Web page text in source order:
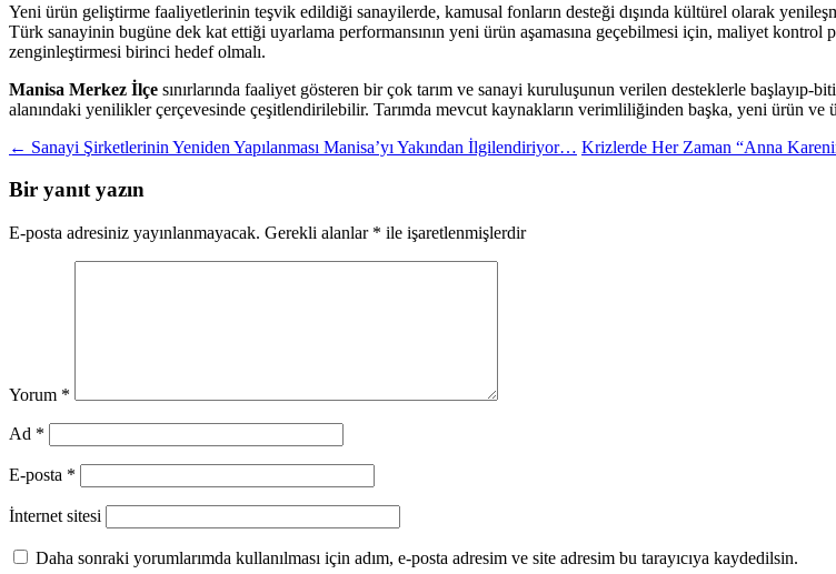
Yeni ürün geliştirme faaliyetlerinin teşvik edildiği sanayilerde, kamusal fonların desteği dışında kültürel olarak
Türk sanayinin bugüne dek kat ettiği uyarlama performansının yeni ürün aşamasına geçebilmesi için, maliyet kontrol
zenginleştirmesi birinci hedef olmalı.
Manisa Merkez İlçe sınırlarında faaliyet gösteren bir çok tarım ve sanayi kuruluşunun verilen desteklerle
alanındaki yenilikler çerçevesinde çeşitlendirilebilir. Tarımda mevcut kaynakların verimliliğinden başka, yeni ürün ve
Yazı
dolaşımı
← Sanayi Şirketlerinin Yeniden Yapılanması Manisa’yı Yakından İlgilendiriyor… Krizlerde Her Zaman “Anna
Bir yanıt yazın
E-posta adresiniz yayınlanmayacak. Gerekli alanlar * ile işaretlenmişlerdir
Yorum *
Ad *
E-posta *
İnternet sitesi
Daha sonraki yorumlarımda kullanılması için adım, e-posta adresim ve site adresim bu tarayıcıya kaydedilsin.